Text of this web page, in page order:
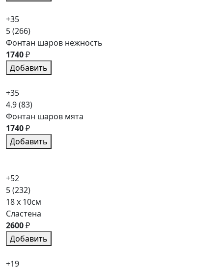
+35
5(266)
Фонтан шаров нежность
1740₽
Добавить
+35
4.9(83)
Фонтан шаров мята
1740₽
Добавить
+52
5(232)
18 x 10см
Сластена
2600₽
Добавить
+19